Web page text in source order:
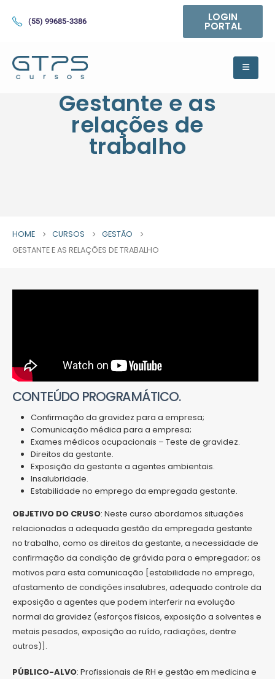
(55) 99685-3386 LOGIN
PORTAL
Gestante e as
relações de
trabalho
HOME CURSOS
GESTÃO
GESTANTE E AS RELAÇÕES DE TRABALHO
CONTEÚDO PROGRAMÁTICO.
Confirmação da gravidez para a empresa;
Comunicação médica para a empresa;
Exames médicos ocupacionais – Teste de gravidez.
Direitos da gestante.
Exposição da gestante a agentes ambientais.
Insalubridade.
Estabilidade no emprego da empregada gestante.
OBJETIVO DO CRUSO: Neste curso abordamos situações
relacionadas a adequada gestão da empregada gestante
no trabalho, como os direitos da gestante, a necessidade de
confirmação da condição de grávida para o empregador; os
motivos para esta comunicação [estabilidade no emprego,
afastamento de condições insalubres, adequado controle da
exposição a agentes que podem interferir na evolução
normal da gravidez (esforços físicos, exposição a solventes e
metais pesados, exposição ao ruído, radiações, dentre
outros)].
PÚBLICO-ALVO: Profissionais de RH e gestão em medicina e